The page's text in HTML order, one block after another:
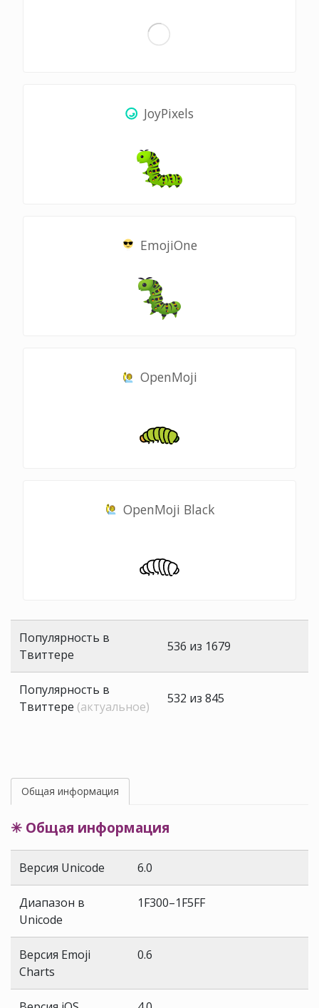
JoyPixels
EmojiOne
OpenMoji
OpenMoji Black
Популярность в
Твиттере
536 из 1679
Популярность в
Твиттере (актуальное)
532 из 845
Общая информация
✳ Общая информация
Версия Unicode 6.0
Диапазон в
Unicode
1F300–1F5FF
Версия Emoji
Charts
0.6